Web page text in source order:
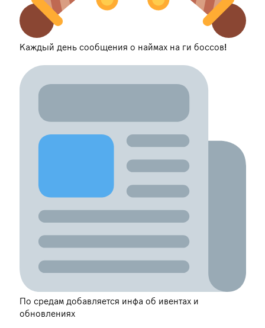
Каждый день сообщения о наймах на ги боссов!
По средам добавляется инфа об ивентах и
обновлениях